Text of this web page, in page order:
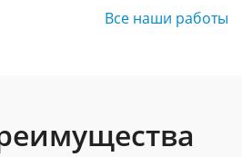
Все наши работы